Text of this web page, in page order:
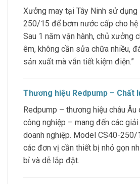
Xưởng may tại Tây Ninh sử dụng
250/15 để bơm nước cấp cho hệ
Sau 1 năm vận hành, chủ xưởng
êm, không cần sửa chữa nhiều,
sản xuất mà vẫn tiết kiệm điện.”
Thương hiệu Redpump – Chất
Redpump – thương hiệu châu Âu
công nghiệp – mang đến các
doanh nghiệp. Model CS40-250/
các đơn vị cần thiết bị nhỏ gọn
bỉ và dễ lắp đặt.